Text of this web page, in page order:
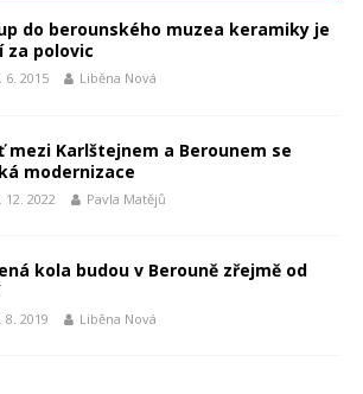
do berounského muzea keramiky je
za polovic
6. 2015 Liběna Nová
mezi Karlštejnem a Berounem se
modernizace
12. 2022 Pavla Matějů
kola budou v Berouně zřejmě od
8. 2019 Liběna Nová